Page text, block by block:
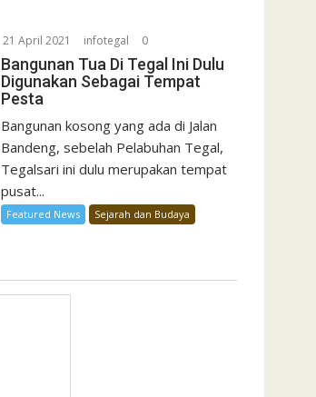
21 April 2021 infotegal 0
Bangunan Tua Di Tegal Ini Dulu
Digunakan Sebagai Tempat
Pesta
Bangunan kosong yang ada di Jalan
Bandeng, sebelah Pelabuhan Tegal,
Tegalsari ini dulu merupakan tempat
pusat...
Featured News Sejarah dan Budaya